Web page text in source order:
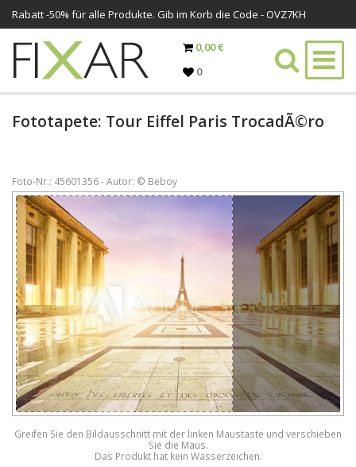
Rabatt -50% für alle Produkte. Gib im Korb die Code - OVZ7KH
0,00 €
0
Fototapete: Tour Eiffel Paris TrocadÃ©ro
Foto-Nr.: 45601356 - Autor: © Beboy
Greifen Sie den Bildausschnitt mit der linken Maustaste und verschieben
Sie die Maus.
Das Produkt hat kein Wasserzeichen.